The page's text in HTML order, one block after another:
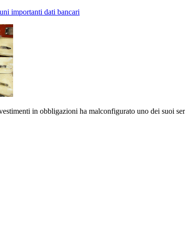
importanti dati bancari
in obbligazioni ha malconfigurato uno dei suoi